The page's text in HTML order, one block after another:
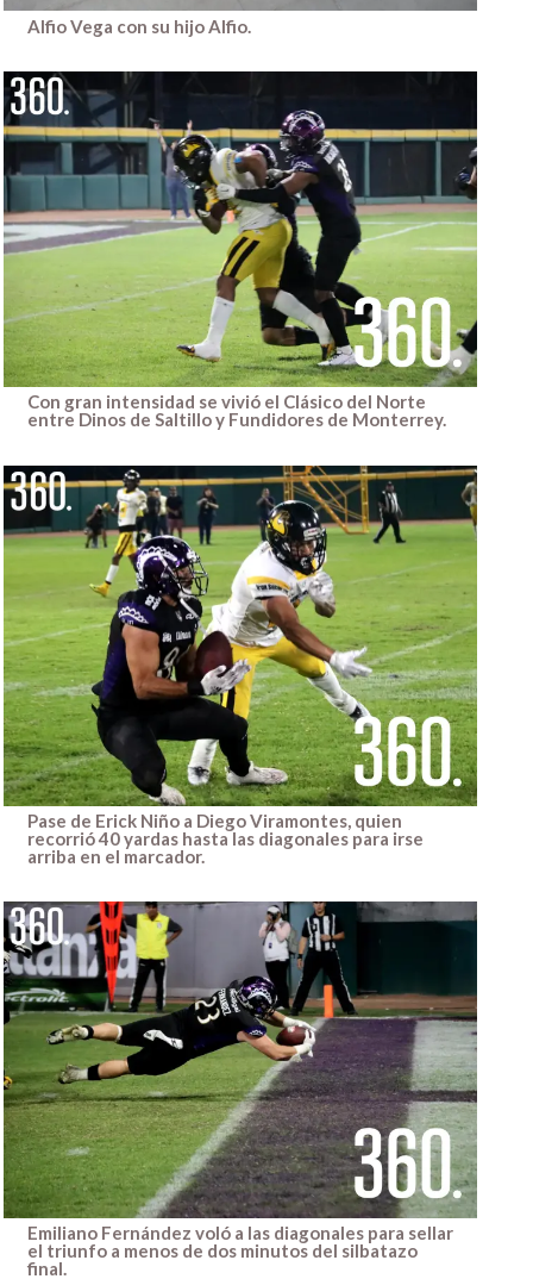
Alfio Vega con su hijo Alfio.
Con gran intensidad se vivió el Clásico del Norte
entre Dinos de Saltillo y Fundidores de Monterrey.
Pase de Erick Niño a Diego Viramontes, quien
recorrió 40 yardas hasta las diagonales para irse
arriba en el marcador.
Emiliano Fernández voló a las diagonales para sellar
el triunfo a menos de dos minutos del silbatazo
final.